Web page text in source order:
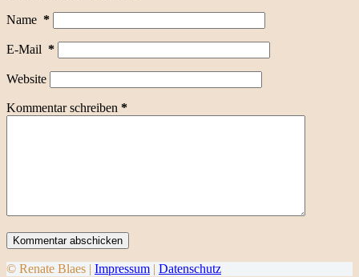
Name *
E-Mail *
Website
Kommentar schreiben *
Kommentar abschicken
© Renate Blaes | Impressum | Datenschutz